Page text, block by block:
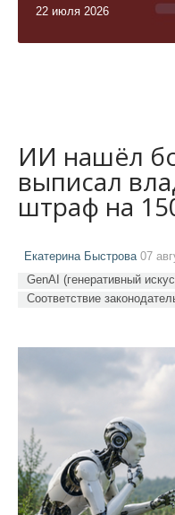
22 июля 2026
ИИ нашёл
выписал
штраф на
Екатерина Быстрова 07
GenAI (генеративный
Соответствие